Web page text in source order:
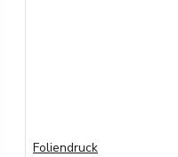
Foliendruck